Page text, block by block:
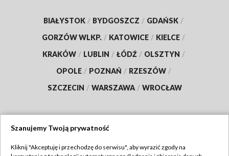
BIAŁYSTOK / BYDGOSZCZ / GDAŃSK /
GORZÓW WLKP. / KATOWICE / KIELCE /
KRAKÓW / LUBLIN / ŁÓDŹ / OLSZTYN /
OPOLE / POZNAŃ / RZESZÓW /
SZCZECIN / WARSZAWA / WROCŁAW
Szanujemy Twoją prywatność
Kliknij "Akceptuję i przechodzę do serwisu", aby wyrazić zgody na